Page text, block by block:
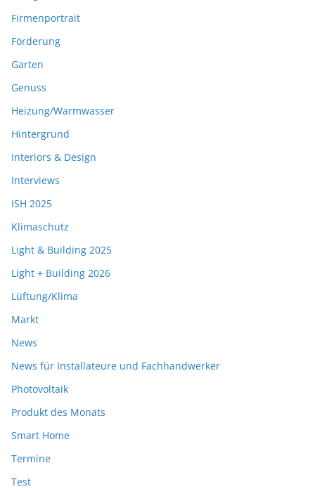
Firmenportrait
Förderung
Garten
Genuss
Heizung/Warmwasser
Hintergrund
Interiors & Design
Interviews
ISH 2025
Klimaschutz
Light & Building 2025
Light + Building 2026
Lüftung/Klima
Markt
News
News für Installateure und Fachhandwerker
Photovoltaik
Produkt des Monats
Smart Home
Termine
Test